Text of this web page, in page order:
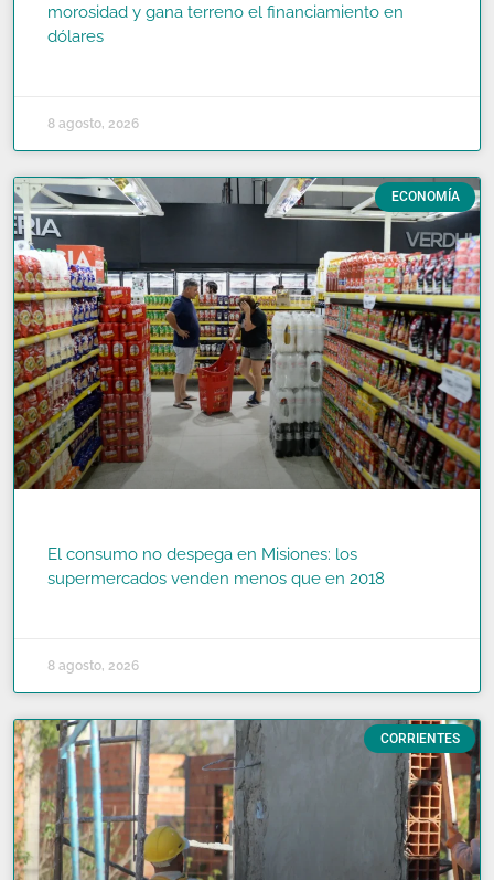
morosidad y gana terreno el financiamiento en
dólares
8 agosto, 2026
ECONOMÍA
El consumo no despega en Misiones: los
supermercados venden menos que en 2018
8 agosto, 2026
CORRIENTES